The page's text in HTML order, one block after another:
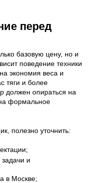
перед
базовую цену, но и
поведение техники
экономия веса и
тяги и более
должен опираться на
формальное
полезно уточнить:
и
в Москве;